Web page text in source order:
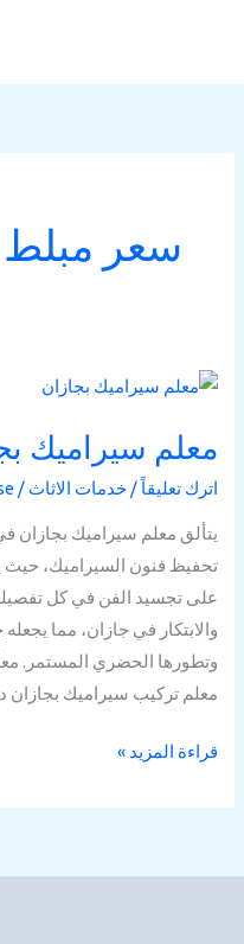
سعر مبلط
معلم سيراميك
اترك تعليقاً /خدمات الاثاث /
يتألق معلم سيراميك بجازان
تحفيظ فنون السيراميك، حيث
على تجسيد الفن في كل
والابتكار في جازان، مما
وتطورها الحضري المستمر.
معلم تركيب سيراميك بجازان
معلم
بجازان
قراءة المزيد »